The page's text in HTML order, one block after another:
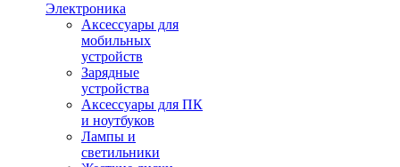
Электроника
Аксессуары для
мобильных
устройств
Зарядные
устройства
Аксессуары для ПК
и ноутбуков
Лампы и
светильники